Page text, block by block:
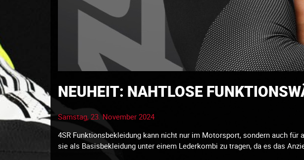
NEUHEIT: NAHTLOSE
Samstag, 23. November 2024
4SR Funktionsbekleidung kann nicht nur im Motorsport, sondern auch
sie als Basisbekleidung unter einem Lederkombi zu tragen, da es das